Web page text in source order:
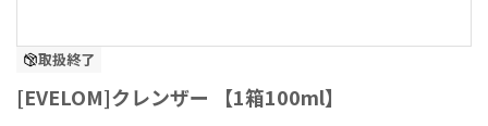
取扱終了
[EVELOM]クレンザー 【1箱100ml】